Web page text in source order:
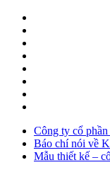
Công ty cổ
Báo chí nói về
Mẫu thiết kế –